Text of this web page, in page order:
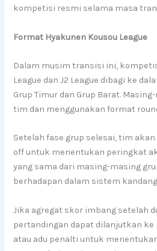
kompetisi resmi selama masa
Format Hyakunen Kousou League
Dalam musim transisi ini,
League dan J2 League dibagi ke
Grup Timur dan Grup Barat.
tim dan menggunakan format
Setelah fase grup selesai, tim
off untuk menentukan peringkat
yang sama dari masing-masing
berhadapan dalam sistem
Jika agregat skor imbang setelah
pertandingan dapat dilanjutkan
atau adu penalti untuk